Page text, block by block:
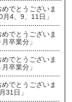
でとうございま
月4、9、11日」
でとうございま
卒業分」
でとうございま
卒業分」
でとうございま
31日」